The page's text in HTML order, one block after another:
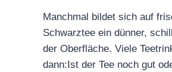
Manchmal bildet sich auf
Schwarztee ein dünner,
der Oberfläche. Viele
dann:Ist der Tee noch gut